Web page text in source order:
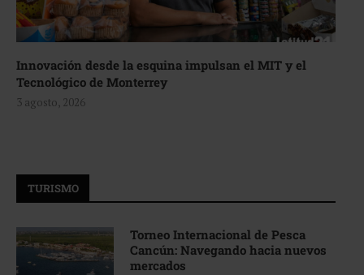
Innovación desde la esquina impulsan el MIT y el
Tecnológico de Monterrey
3 agosto, 2026
TURISMO
Torneo Internacional de Pesca
Cancún: Navegando hacia nuevos
mercados